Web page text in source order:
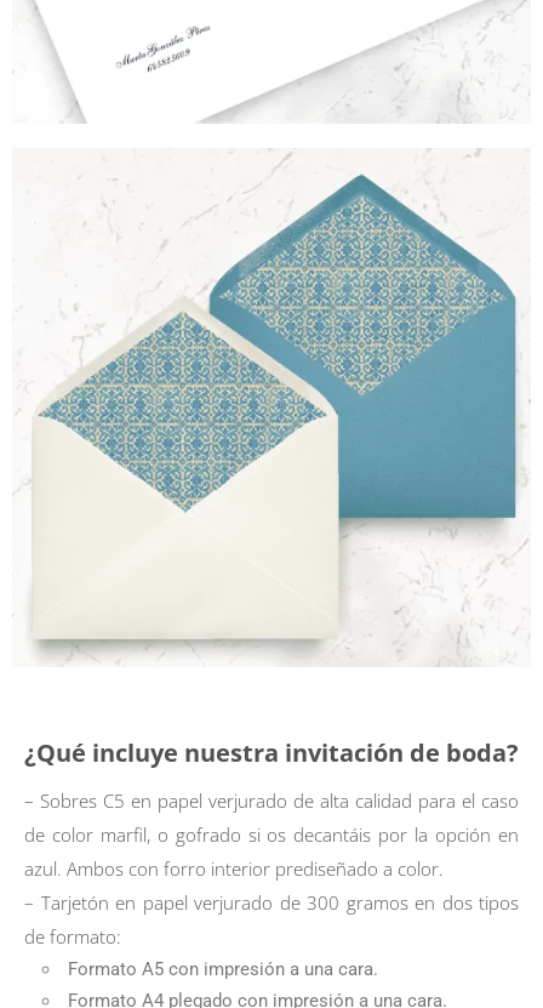
¿Qué incluye nuestra invitación de boda?
– Sobres C5 en papel verjurado de alta calidad para el caso
de color marfil, o gofrado si os decantáis por la opción en
azul. Ambos con forro interior prediseñado a color.
– Tarjetón en papel verjurado de 300 gramos en dos tipos
de formato:
Formato A5 con impresión a una cara.
Formato A4 plegado con impresión a una cara.